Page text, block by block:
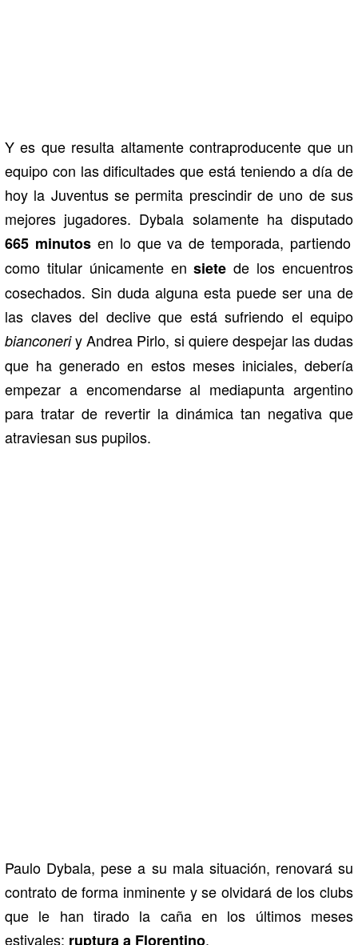
Y es que resulta altamente contraproducente que un
equipo con las dificultades que está teniendo a día de
hoy la Juventus se permita prescindir de uno de sus
mejores jugadores. Dybala solamente ha disputado
665 minutosen lo que va de temporada, partiendo
como titular únicamente en siete de los encuentros
cosechados. Sin duda alguna esta puede ser una de
las claves del declive que está sufriendo el equipo
bianconeriy Andrea Pirlo, si quiere despejar las dudas
que ha generado en estos meses iniciales, debería
empezar a encomendarse al mediapunta argentino
para tratar de revertir la dinámica tan negativa que
atraviesan sus pupilos.
Paulo Dybala, pese a su mala situación, renovará su
contrato de forma inminente y se olvidará de los clubs
que le han tirado la caña en los últimos meses
estivales: ruptura a Florentino.